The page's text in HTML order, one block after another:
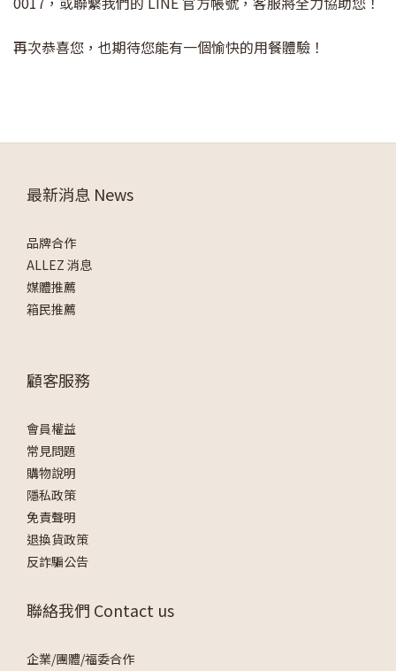
再次恭喜您，也期待您能有一個愉快的用餐體驗！
最新消息 News
品牌合作
ALLEZ 消息
媒體推薦
箱民推薦
顧客服務
會員權益
常見問題
購物說明
隱私政策
免責聲明
退換貨政策
反詐騙公告
聯絡我們 Contact us
企業/團體/福委合作